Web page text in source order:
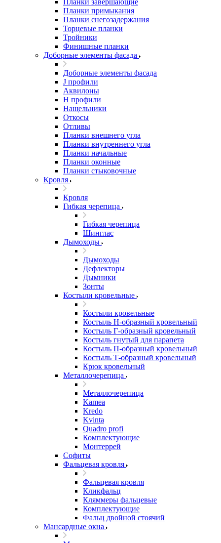
Планки завершающие
Планки примыкания
Планки снегозадержания
Торцевые планки
Тройники
Финишные планки
Доборные элементы фасада
Доборные элементы фасада
J профили
Аквилоны
Н профили
Нащельники
Откосы
Отливы
Планки внешнего угла
Планки внутреннего угла
Планки начальные
Планки оконные
Планки стыковочные
Кровля
Кровля
Гибкая черепица
Гибкая черепица
Шинглас
Дымоходы
Дымоходы
Дефлекторы
Дымники
Зонты
Костыли кровельные
Костыли кровельные
Костыль H-образный кровельный
Костыль Г-образный кровельный
Костыль гнутый для парапета
Костыль П-образный кровельный
Костыль Т-образный кровельный
Крюк кровельный
Металлочерепица
Металлочерепица
Kamea
Kredo
Kvinta
Quadro profi
Комплектующие
Монтеррей
Софиты
Фальцевая кровля
Фальцевая кровля
Кликфальц
Кляммеры фальцевые
Комплектующие
Фальц двойной стоячий
Мансардные окна